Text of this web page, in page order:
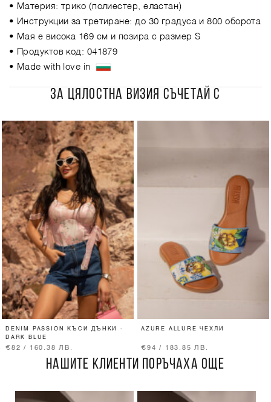
• Материя: трико (полиестер, еластан)
• Инструкции за третиране: до 30 градуса и 800 оборота
• Мая е висока 169 см и позира с размер S
• Продуктов код: 041879
• Made with love in
ЗА ЦЯЛОСТНА ВИЗИЯ СЪЧЕТАЙ С
DENIM PASSION КЪСИ ДЪНКИ -
DARK BLUE
€82 / 160.38 ЛВ.
AZURE ALLURE ЧЕХЛИ
€94 / 183.85 ЛВ.
НАШИТЕ КЛИЕНТИ ПОРЪЧАХА ОЩЕ